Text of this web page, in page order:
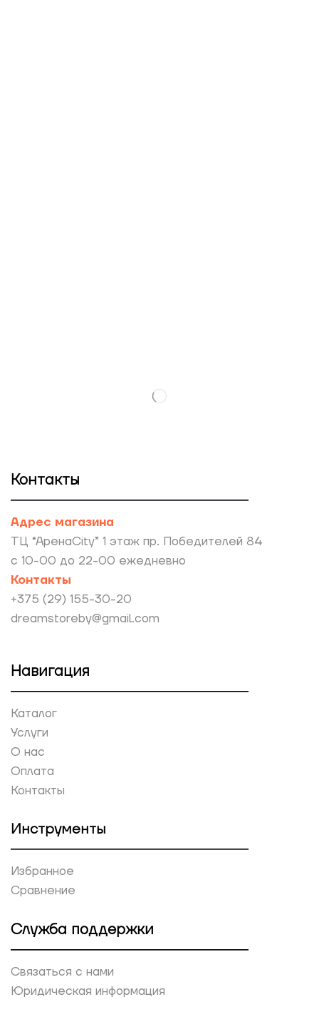
Контакты
Адрес магазина
ТЦ “АренаCity” 1 этаж пр. Победителей 84
с 10-00 до 22-00 ежедневно
Контакты
+375 (29) 155-30-20
dreamstoreby@gmail.com
Навигация
Каталог
Услуги
О нас
Оплата
Контакты
Инструменты
Избранное
Сравнение
Служба поддержки
Связаться с нами
Юридическая информация